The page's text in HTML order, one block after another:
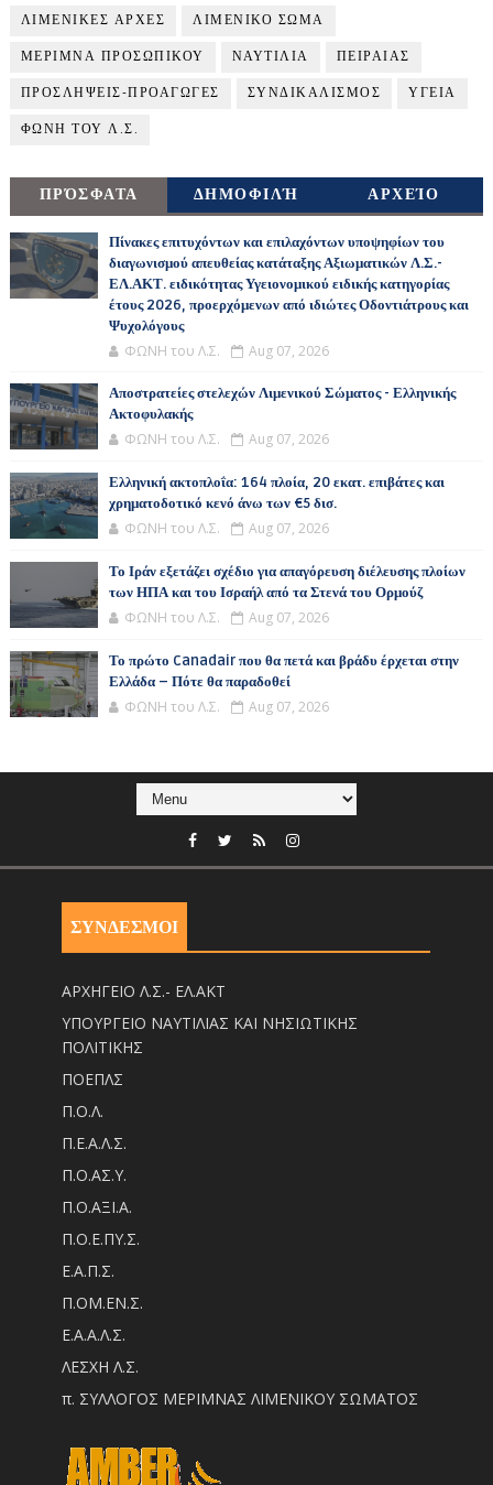
ΛΙΜΕΝΙΚΕΣ ΑΡΧΕΣ ΛΙΜΕΝΙΚΟ ΣΩΜΑ
ΜΕΡΙΜΝΑ ΠΡΟΣΩΠΙΚΟΥ ΝΑΥΤΙΛΙΑ ΠΕΙΡΑΙΑΣ
ΠΡΟΣΛΗΨΕΙΣ-ΠΡΟΑΓΩΓΕΣ ΣΥΝΔΙΚΑΛΙΣΜΟΣ ΥΓΕΙΑ
ΦΩΝΗ ΤΟΥ Λ.Σ.
ΠΡΌΣΦΑΤΑ ΔΗΜΟΦΙΛΉ ΑΡΧΕΊΟ
Πίνακες επιτυχόντων και επιλαχόντων υποψηφίων του
διαγωνισμού απευθείας κατάταξης Αξιωματικών Λ.Σ.-
ΕΛ.ΑΚΤ. ειδικότητας Υγειονομικού ειδικής κατηγορίας
έτους 2026, προερχόμενων από ιδιώτες Οδοντιάτρους και
Ψυχολόγους
ΦΩΝΗ του Λ.Σ. Aug 07, 2026
Αποστρατείες στελεχών Λιμενικού Σώματος - Ελληνικής
Ακτοφυλακής
ΦΩΝΗ του Λ.Σ. Aug 07, 2026
Ελληνική ακτοπλοΐα: 164 πλοία, 20 εκατ. επιβάτες και
χρηματοδοτικό κενό άνω των €5 δισ.
ΦΩΝΗ του Λ.Σ. Aug 07, 2026
Το Ιράν εξετάζει σχέδιο για απαγόρευση διέλευσης πλοίων
των ΗΠΑ και του Ισραήλ από τα Στενά του Ορμούζ
ΦΩΝΗ του Λ.Σ. Aug 07, 2026
Το πρώτο Canadair που θα πετά και βράδυ έρχεται στην
Ελλάδα – Πότε θα παραδοθεί
ΦΩΝΗ του Λ.Σ. Aug 07, 2026
ΣΥΝΔΕΣΜΟΙ
ΑΡΧΗΓΕΙΟ Λ.Σ.- ΕΛ.ΑΚΤ
ΥΠΟΥΡΓΕΙΟ ΝΑΥΤΙΛΙΑΣ ΚΑΙ ΝΗΣΙΩΤΙΚΗΣ
ΠΟΛΙΤΙΚΗΣ
ΠΟΕΠΛΣ
Π.Ο.Λ.
Π.Ε.Α.Λ.Σ.
Π.Ο.ΑΣ.Υ.
Π.Ο.ΑΞΙ.Α.
Π.Ο.Ε.ΠΥ.Σ.
Ε.Α.Π.Σ.
Π.ΟM.EN.Σ.
Ε.Α.Α.Λ.Σ.
ΛΕΣΧΗ Λ.Σ.
π. ΣΥΛΛΟΓΟΣ ΜΕΡΙΜΝΑΣ ΛΙΜΕΝΙΚΟΥ ΣΩΜΑΤΟΣ